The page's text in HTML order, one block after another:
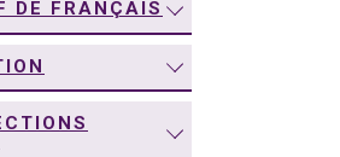
DE FRANÇAIS